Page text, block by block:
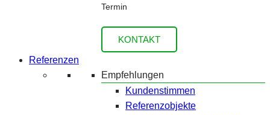
Termin
KONTAKT
Referenzen
Empfehlungen
Kundenstimmen
Referenzobjekte